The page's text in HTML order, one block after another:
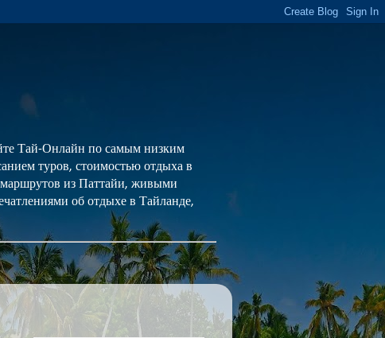
Тай-Онлайн по самым низким
туров, стоимостью отдыха в
маршрутов из Паттайи, живыми
об отдыхе в Тайланде,